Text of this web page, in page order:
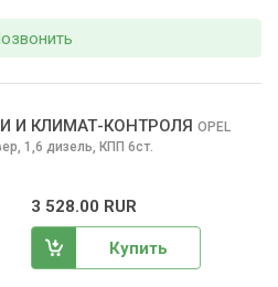
И КЛИМАТ-КОНТРОЛЯ OPEL
1,6 дизель, КПП 6ст.
3 528.00 RUR
Купить